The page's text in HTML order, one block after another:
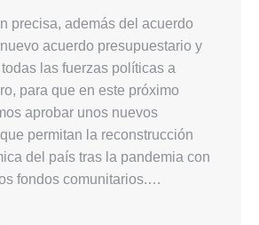
precisa, además del acuerdo
acuerdo presupuestario y
las fuerzas políticas a
para que en este próximo
aprobar unos nuevos
permitan la reconstrucción
del país tras la pandemia con
fondos comunitarios.…